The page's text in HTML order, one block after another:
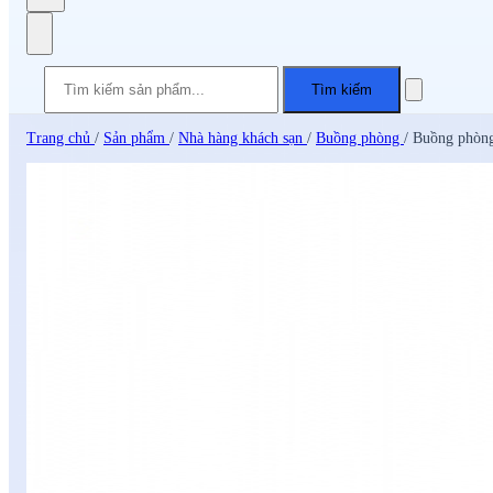
Tìm kiếm
Trang chủ / Sản phẩm / Nhà hàng khách sạn / Buồng phòng / Buồng